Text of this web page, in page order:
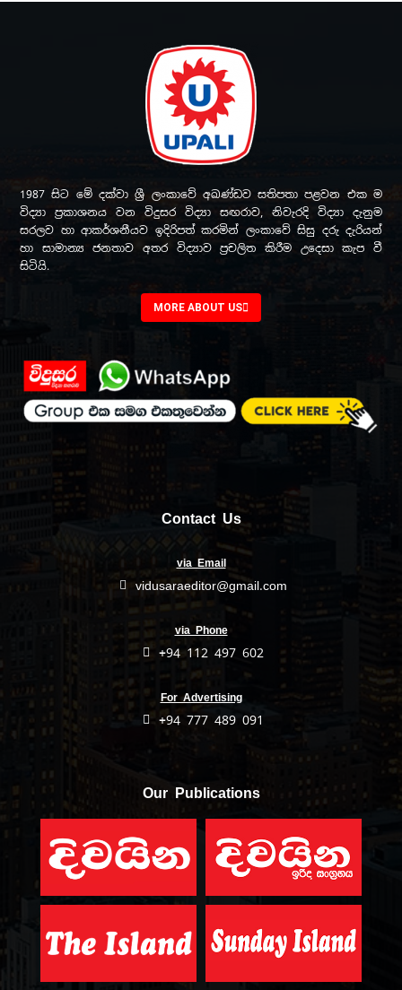
1987 සිට මේ දක්වා ශ්‍රී ලංකාවේ අඛණ්ඩව සතිපතා පළවන එක ම
විද්‍යා ප්‍රකාශනය වන විදුසර විද්‍යා සඟරාව, නිවැරදි විද්‍යා දැනුම
සරලව හා ආකර්ශනීයව ඉදිරිපත් කරමින් ලංකාවේ සිසු දරු දැරියන්
හා සාමාන්‍ය ජනතාව අතර විද්‍යාව ප්‍රචලිත කිරීම උදෙසා කැප වී
සිටියි.
MORE ABOUT US
Contact Us
via Email
vidusaraeditor@gmail.com
via Phone
+94 112 497 602
For Advertising
+94 777 489 091
Our Publications